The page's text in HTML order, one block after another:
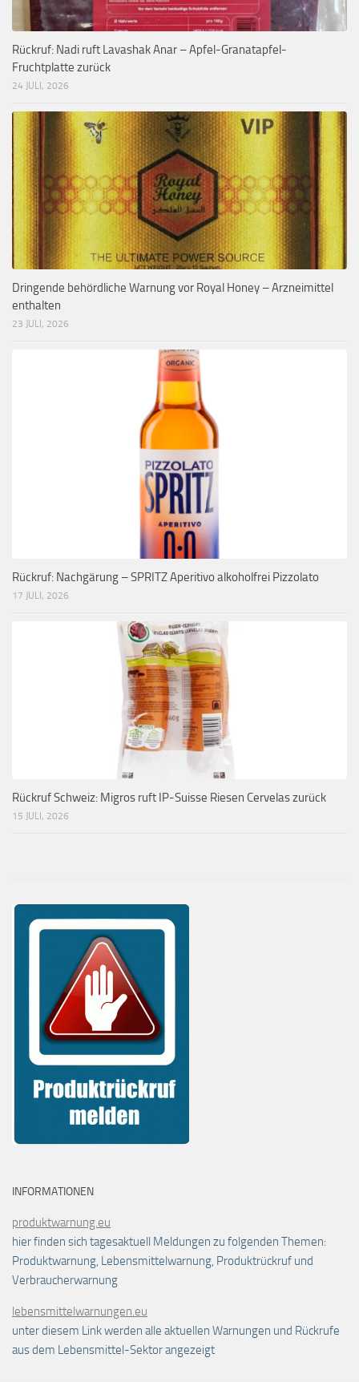
Rückruf: Nadi ruft Lavashak Anar – Apfel-Granatapfel-
Fruchtplatte zurück
24 JULI, 2026
Dringende behördliche Warnung vor Royal Honey – Arzneimittel
enthalten
23 JULI, 2026
Rückruf: Nachgärung – SPRITZ Aperitivo alkoholfrei Pizzolato
17 JULI, 2026
Rückruf Schweiz: Migros ruft IP-Suisse Riesen Cervelas zurück
15 JULI, 2026
INFORMATIONEN
produktwarnung.eu
hier finden sich tagesaktuell Meldungen zu folgenden Themen:
Produktwarnung, Lebensmittelwarnung, Produktrückruf und
Verbraucherwarnung
lebensmittelwarnungen.eu
unter diesem Link werden alle aktuellen Warnungen und Rückrufe
aus dem Lebensmittel-Sektor angezeigt